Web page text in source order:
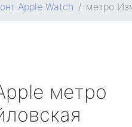
Apple Watch метро
метро